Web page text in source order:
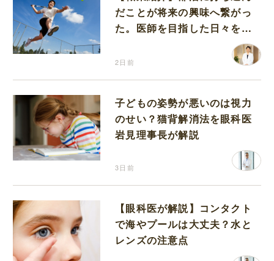
だことが将来の興味へ繋がっ
た。医師を目指した日々を振
2日前
子どもの姿勢が悪いのは視力
のせい？猫背解消法を眼科医
岩見理事長が解説
3日前
【眼科医が解説】コンタクト
で海やプールは大丈夫？水と
レンズの注意点